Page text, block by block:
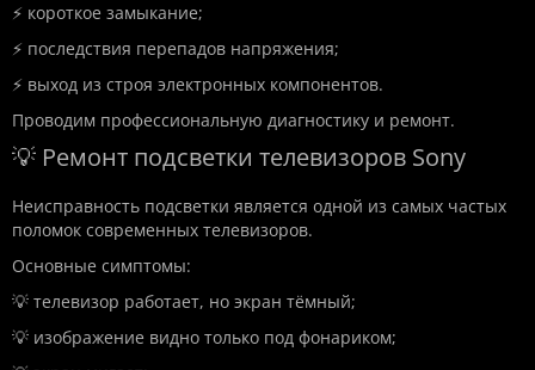
⚡ короткое замыкание;
⚡ последствия перепадов напряжения;
⚡ выход из строя электронных компонентов.
Проводим профессиональную диагностику и ремонт.
💡 Ремонт подсветки телевизоров Sony
Неисправность подсветки является одной из самых частых
поломок современных телевизоров.
Основные симптомы:
💡 телевизор работает, но экран тёмный;
💡 изображение видно только под фонариком;